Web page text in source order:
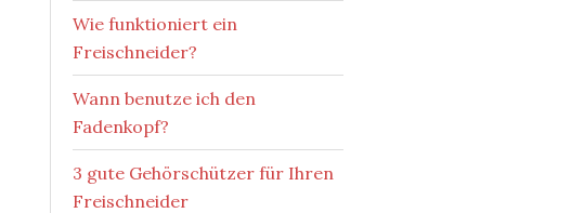
Wie funktioniert ein
Freischneider?
Wann benutze ich den
Fadenkopf?
3 gute Gehörschützer für Ihren
Freischneider